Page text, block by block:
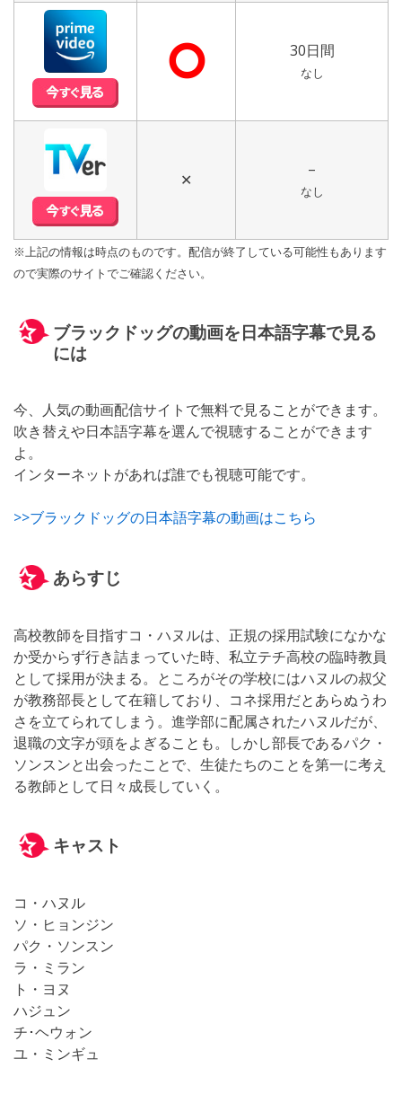
⭘ 30日間
なし
✕
–
なし
※上記の情報は時点のものです。配信が終了している可能性もあります
ので実際のサイトでご確認ください。
ブラックドッグの動画を日本語字幕で見る
には
今、人気の動画配信サイトで無料で見ることができます。
吹き替えや日本語字幕を選んで視聴することができます
よ。
インターネットがあれば誰でも視聴可能です。
>>ブラックドッグの日本語字幕の動画はこちら
あらすじ
高校教師を目指すコ・ハヌルは、正規の採用試験になかな
か受からず行き詰まっていた時、私立テチ高校の臨時教員
として採用が決まる。ところがその学校にはハヌルの叔父
が教務部長として在籍しており、コネ採用だとあらぬうわ
さを立てられてしまう。進学部に配属されたハヌルだが、
退職の文字が頭をよぎることも。しかし部長であるパク・
ソンスンと出会ったことで、生徒たちのことを第一に考え
る教師として日々成長していく。
キャスト
コ・ハヌル
ソ・ヒョンジン
パク・ソンスン
ラ・ミラン
ト・ヨヌ
ハジュン
チ･ヘウォン
ユ・ミンギュ